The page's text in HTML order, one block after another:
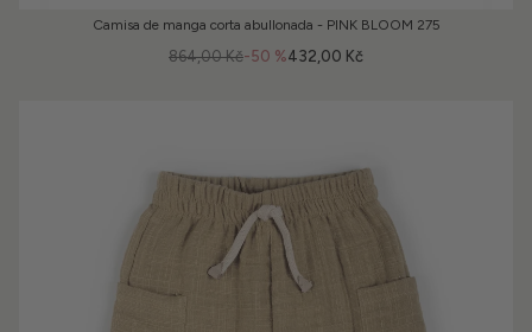
Camisa de manga corta abullonada - PINK BLOOM 275
-50 %
864,00 Kč 432,00 Kč